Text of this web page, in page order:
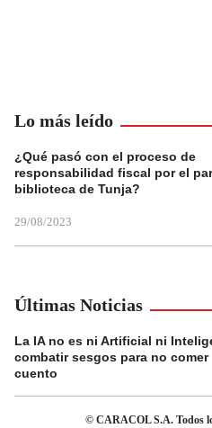
Lo más leído
¿Qué pasó con el proceso de
responsabilidad fiscal por el
biblioteca de Tunja?
29/08/2023
Últimas Noticias
La IA no es ni Artificial ni
combatir sesgos para no comer
cuento
© CARACOL S.A. Todos